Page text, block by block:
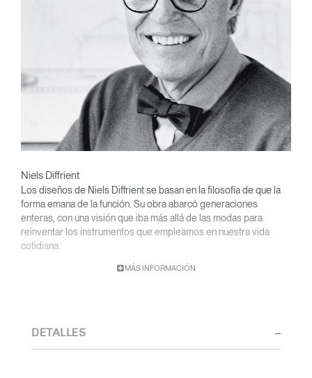
Niels Diffrient
Los diseños de Niels Diffrient se basan en la filosofía de que la
forma emana de la función. Su obra abarcó generaciones
enteras, con una visión que iba más allá de las modas para
reinventar los instrumentos que empleamos en nuestra vida
cotidiana.
Con una base académica en diseño y arquitectura y una titulación
MÁS INFORMACIÓN
DETALLES